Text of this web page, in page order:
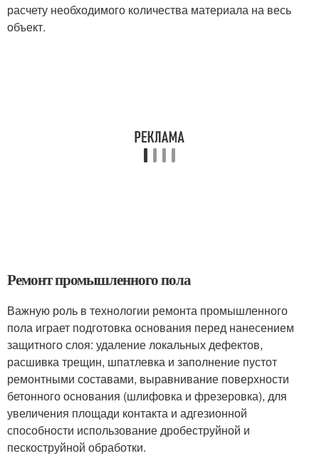
расчету необходимого количества материала на весь
объект.
Ремонт промышленного пола
Важную роль в технологии ремонта промышленного
пола играет подготовка основания перед нанесением
защитного слоя: удаление локальных дефектов,
расшивка трещин, шпатлевка и заполнение пустот
ремонтными составами, выравнивание поверхности
бетонного основания (шлифовка и фрезеровка), для
увеличения площади контакта и адгезионной
способности использование дробеструйной и
пескоструйной обработки.